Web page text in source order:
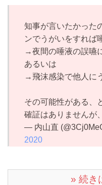
知事が言いたかった
ンでうがいをすれば
→夜間の唾液の誤嚥
あるいは
→飛沫感染で他人に
その可能性がある、
確証はありませんが
— 内山直
2020
» 続き